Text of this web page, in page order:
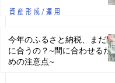
資産形成/運用
今年のふるさと納税、まだ間
に合うの？~間に合わせるた
めの注意点~